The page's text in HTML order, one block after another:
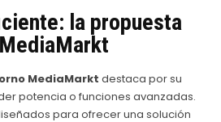
la propuesta
MediaMarkt destaca por su
potencia o funciones avanzadas.
para ofrecer una solución